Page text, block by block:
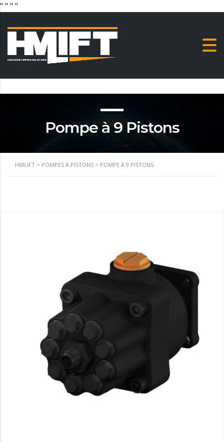
" " " "
Pompe à 9 Pistons
HMLIFT > POMPES À PISTONS > POMPE À 9 PISTONS